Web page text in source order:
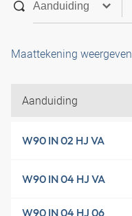
Maattekening weergeven
Aanduiding
W90 IN 02 HJ VA
W90 IN 04 HJ VA
W90 IN 04 HJ 06